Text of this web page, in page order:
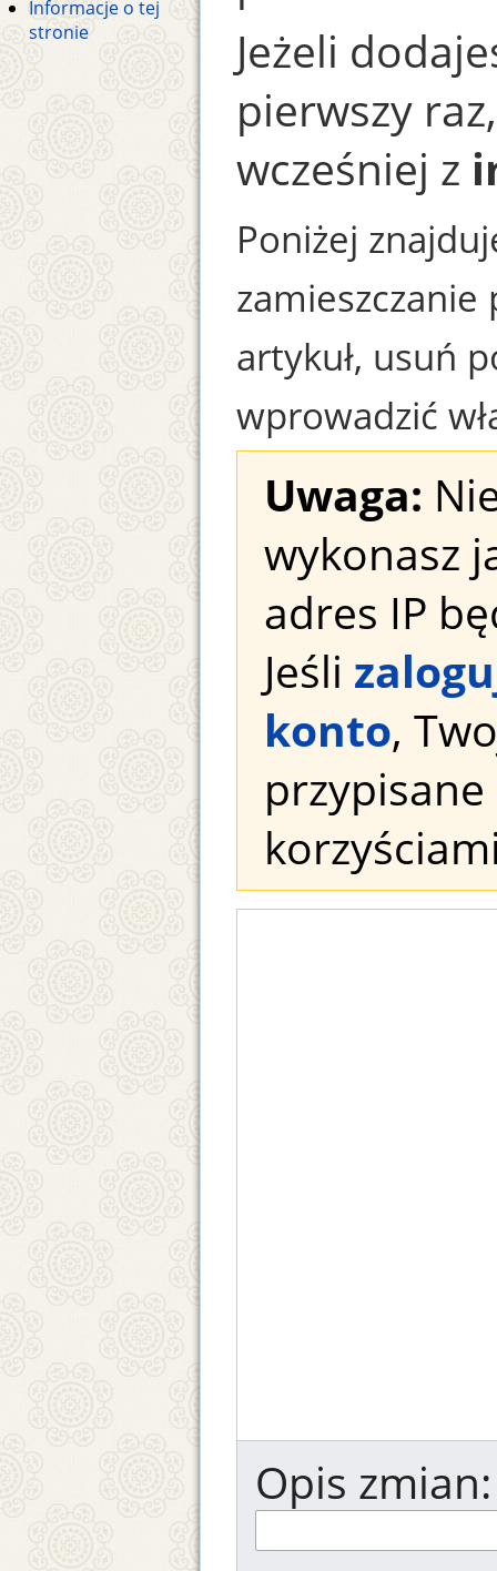
Jeżeli
pierwszy
wcześniej z
Poniżej
zamieszczanie
artykuł, usuń
wprowadzić
Uwaga:
wykonasz
adres IP
Jeśli
konto,
Opis zmian:
Informacje o tej
stronie